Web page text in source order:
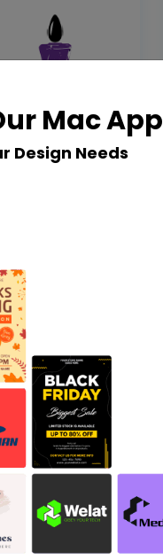
Mac App
Design Needs